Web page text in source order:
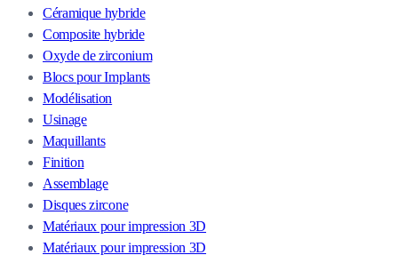
Céramique hybride
Composite hybride
Oxyde de zirconium
Blocs pour Implants
Modélisation
Usinage
Maquillants
Finition
Assemblage
Disques zircone
Matériaux pour impression 3D
Matériaux pour impression 3D